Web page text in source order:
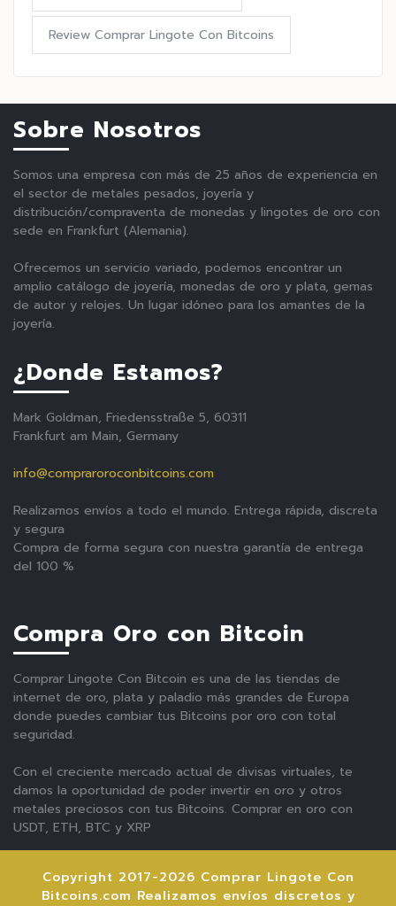
Review Comprar Lingote Con Bitcoins
Sobre Nosotros
Somos una empresa con más de 25 años de experiencia en
el sector de metales pesados, joyería y
distribución/compraventa de monedas y lingotes de oro con
sede en Frankfurt (Alemania).
Ofrecemos un servicio variado, podemos encontrar un
amplio catálogo de joyería, monedas de oro y plata, gemas
de autor y relojes. Un lugar idóneo para los amantes de la
joyería.
¿Donde Estamos?
Mark Goldman, Friedensstraße 5, 60311
Frankfurt am Main, Germany
info@compraroroconbitcoins.com
Realizamos envíos a todo el mundo. Entrega rápida, discreta
y segura
Compra de forma segura con nuestra garantía de entrega
del 100 %
Compra Oro con Bitcoin
Comprar Lingote Con Bitcoin es una de las tiendas de
internet de oro, plata y paladio más grandes de Europa
donde puedes cambiar tus Bitcoins por oro con total
seguridad.
Con el creciente mercado actual de divisas virtuales, te
damos la oportunidad de poder invertir en oro y otros
metales preciosos con tus Bitcoins. Comprar en oro con
USDT, ETH, BTC y XRP
Copyright 2017-2026 Comprar Lingote Con
Bitcoins.com Realizamos envíos discretos y